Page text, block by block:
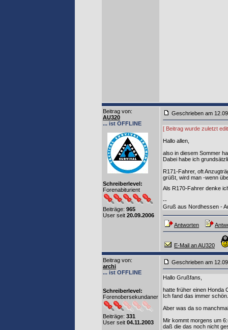
Beitrag von:
AU320
... ist OFFLINE
Schreiberlevel:
Forenabiturient
Beiträge: 965
User seit 20.09.2006
Geschrieben am
[ Beitrag wurde zuletzt
Hallo allen,
also in diesem Sommer
Dabei habe ich
R171-Fahrer, oft
grüßt, wird man -wenn
Als R170-Fahrer denke
--
Gruß aus Nordhessen -
Antworten
E-Mail an AU320
Beitrag von:
archi
... ist OFFLINE
Schreiberlevel:
Forenobersekundaner
Beiträge: 331
User seit 04.11.2003
Geschrieben am
Hallo Grußfans,
hatte früher einen Honda
Ich fand das immer schön.
Aber was da so
Mir kommt morgens um
daß die das noch nicht